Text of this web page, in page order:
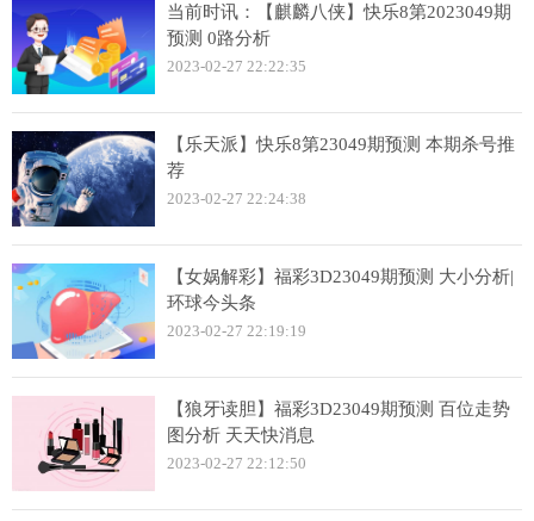
当前时讯：【麒麟八侠】快乐8第2023049期
预测 0路分析
2023-02-27 22:22:35
【乐天派】快乐8第23049期预测 本期杀号推
荐
2023-02-27 22:24:38
【女娲解彩】福彩3D23049期预测 大小分析|
环球今头条
2023-02-27 22:19:19
【狼牙读胆】福彩3D23049期预测 百位走势
图分析 天天快消息
2023-02-27 22:12:50